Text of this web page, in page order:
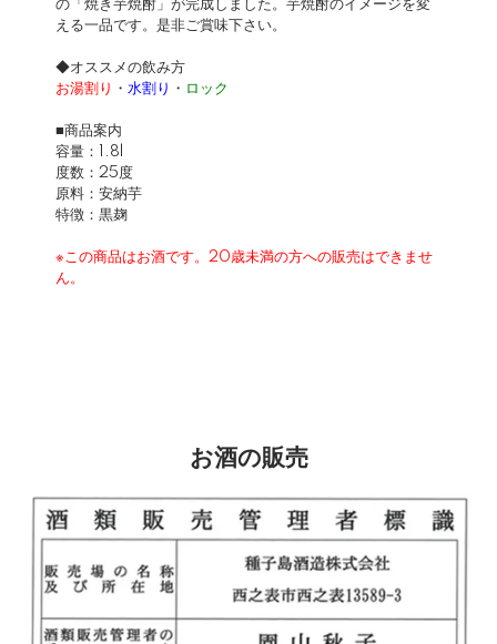
の「焼き芋焼酎」が完成しました。芋焼酎のイメージを変
える一品です。是非ご賞味下さい。
◆オススメの飲み方
お湯割り ・ 水割り ・ ロック
■商品案内
容量：1.8l
度数：25度
原料：安納芋
特徴：黒麹
※この商品はお酒です。20歳未満の方への販売はできませ
ん。
お酒の販売